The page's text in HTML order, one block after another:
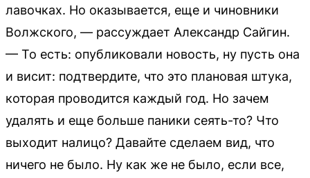
лавочках. Но оказывается, еще и чиновники
Волжского, — рассуждает Александр Сайгин.
— То есть: опубликовали новость, ну пусть она
и висит: подтвердите, что это плановая штука,
которая проводится каждый год. Но зачем
удалять и еще больше паники сеять-то? Что
выходит налицо? Давайте сделаем вид, что
ничего не было. Ну как же не было, если все,